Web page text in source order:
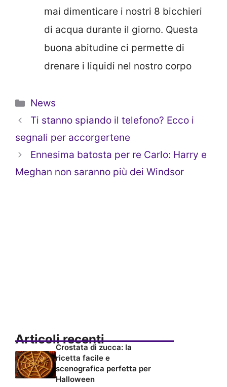
mai dimenticare i nostri 8 bicchieri
di acqua durante il giorno. Questa
buona abitudine ci permette di
drenare i liquidi nel nostro corpo
Categorie
News
Ti stanno spiando il telefono? Ecco i
segnali per accorgertene
Ennesima batosta per re Carlo: Harry e
Meghan non saranno più dei Windsor
Articoli recenti
Crostata di zucca: la
ricetta facile e
scenografica perfetta per
Halloween